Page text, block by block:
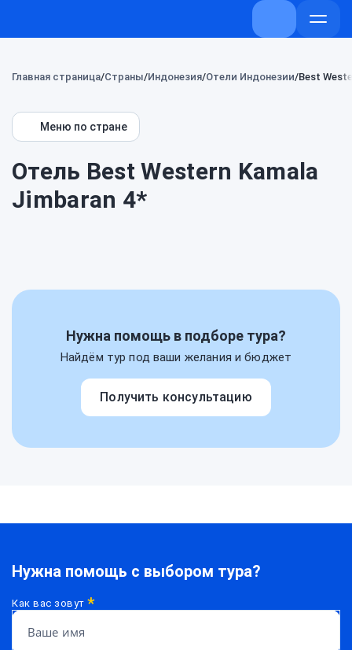
+7 (800) 707-
Главная страница Страны Индонезия Отели Индонезии Best
Меню по стране
Отель Best Western Kamala
Jimbaran 4*
Нужна помощь в подборе тура?
Найдём тур под ваши желания и бюджет
Получить консультацию
Нужна помощь с выбором тура?
Как вас зовут*